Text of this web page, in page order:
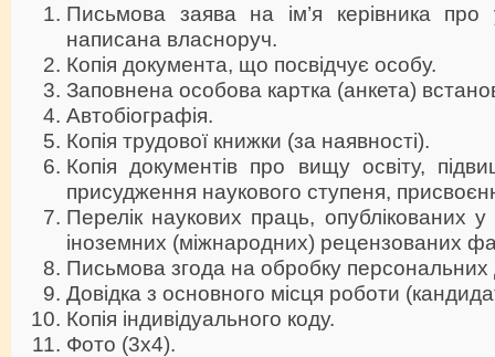
Письмова заява на ім’я керівника про
написана власноруч.
Копія документа, що посвідчує особу.
Заповнена особова картка (анкета)
Автобіографія.
Копія трудової книжки (за наявності).
Копія документів про вищу освіту,
присудження наукового ступеня,
Перелік наукових праць, опублікованих у
іноземних (міжнародних) рецензованих
Письмова згода на обробку персональних
Довідка з основного місця роботи
Копія індивідуального коду.
Фото (3х4).